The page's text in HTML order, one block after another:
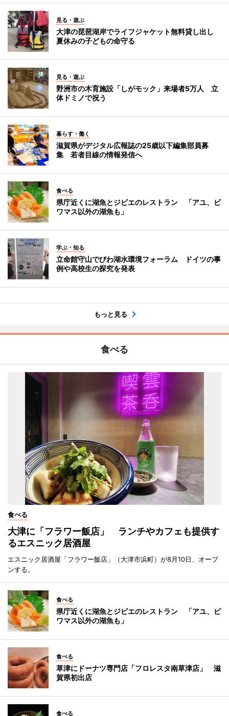
見る・遊ぶ
大津の琵琶湖岸でライフジャケット無料貸し出し
夏休みの子どもの命守る
見る・遊ぶ
野洲市の木育施設「しがモック」来場者5万人 立
体ドミノで祝う
暮らす・働く
滋賀県がデジタル広報誌の25歳以下編集部員募
集 若者目線の情報発信へ
食べる
県庁近くに湖魚とジビエのレストラン 「アユ、ビ
ワマス以外の湖魚も」
学ぶ・知る
立命館守山でびわ湖水環境フォーラム ドイツの事
例や高校生の探究を発表
もっと見る
食べる
食べる
大津に「フラワー飯店」 ランチやカフェも提供す
るエスニック居酒屋
エスニック居酒屋「フラワー飯店」（大津市浜町）が8月10日、オープ
ンする。
食べる
県庁近くに湖魚とジビエのレストラン 「アユ、ビ
ワマス以外の湖魚も」
食べる
草津にドーナツ専門店「フロレスタ南草津店」 滋
賀県初出店
食べる